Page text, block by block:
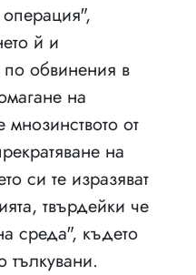
операция",
й и
обвинения в
на
от
на
си те изразяват
твърдейки че
среда", където
тълкувани.